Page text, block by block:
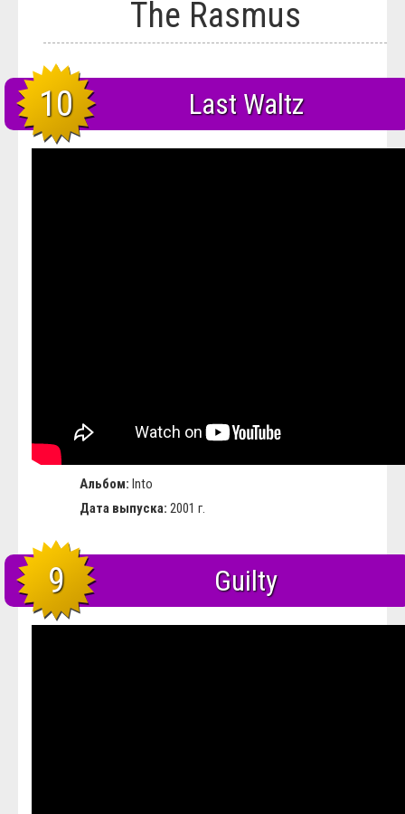
Полезное
Общество
Вооружение
Люди
Спорт
История
The Rasmus
10 Last Waltz
Альбом: Into
Дата выпуска: 2001 г.
9 Guilty